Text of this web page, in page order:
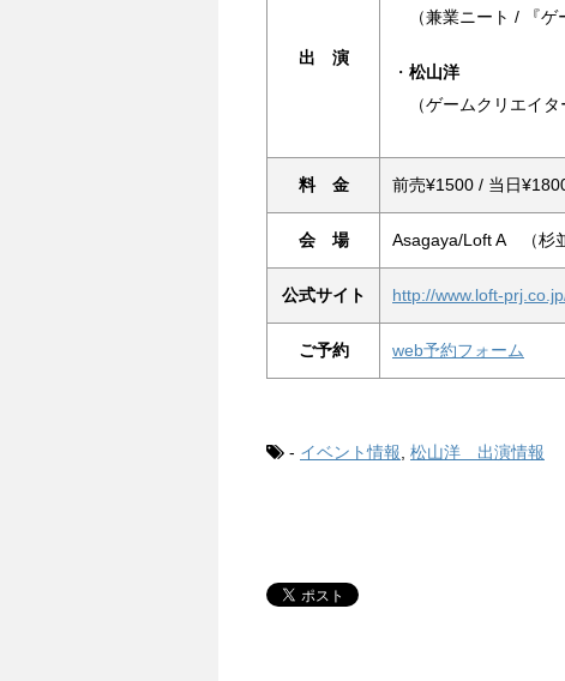
出 演
（兼業ニート / 『ゲ
・ 松山洋
（ゲームクリエイタ
料 金 前売¥1500 / 当日
会 場 Asagaya/Loft A （杉
公式サイト http://www.loft-
ご予約 web予約フォーム
- イベント情報 松山洋 出演情報